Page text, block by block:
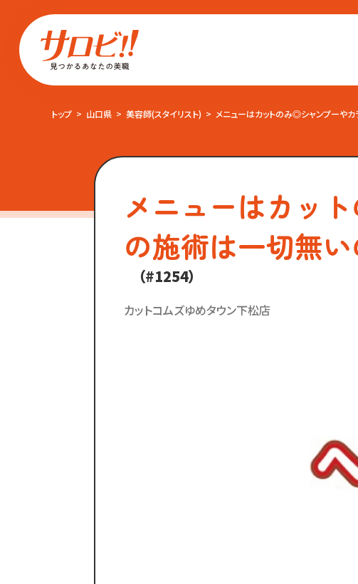
トップ 山口県 美容師(スタイリスト) メニューはカットのみ◎シャンプーや
メニューはカッ
の施術は一切無
（#1254）
カットコムズゆめタウン下松店